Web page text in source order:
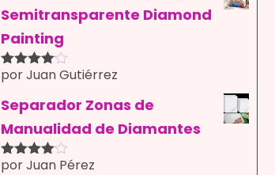
Semitransparente Diamond
Painting
Valorado
5
por Juan Gutiérrez
Separador Zonas de
Manualidad de Diamantes
Valorado
por Juan Pérez